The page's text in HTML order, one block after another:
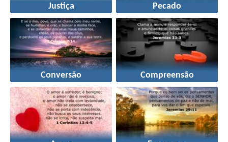
Justiça Pecado
Conversão Compreensão